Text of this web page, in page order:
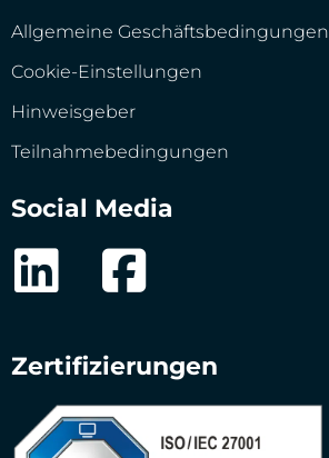
Allgemeine Geschäftsbedingungen
Cookie-Einstellungen
Hinweisgeber
Teilnahmebedingungen
Social Media
Zertifizierungen